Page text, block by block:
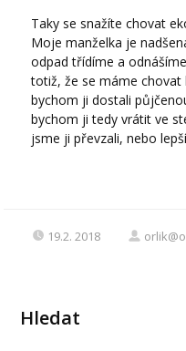
Taky se snažíte chovat
Moje manželka je
odpad třídíme a
totiž, že se máme
bychom ji dostali
bychom ji tedy vrátit ve
jsme ji převzali, nebo
19.2. 2018
Hledat